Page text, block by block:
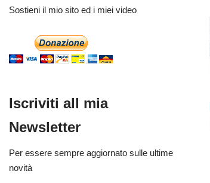
Sostieni il mio sito ed i miei video
Iscriviti all mia
Newsletter
Per essere sempre aggiornato sulle ultime
novità